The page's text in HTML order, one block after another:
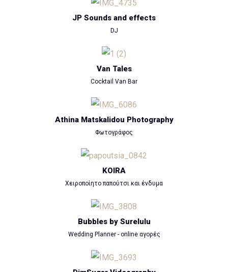
JP Sounds and effects
DJ
Van Tales
Cocktail Van Bar
Athina Matskalidou Photography
Φωτογράφος
KOIRA
Χειροποίητο παπούτσι και ένδυμα
Bubbles by Surelulu
Wedding Planner - online αγορές